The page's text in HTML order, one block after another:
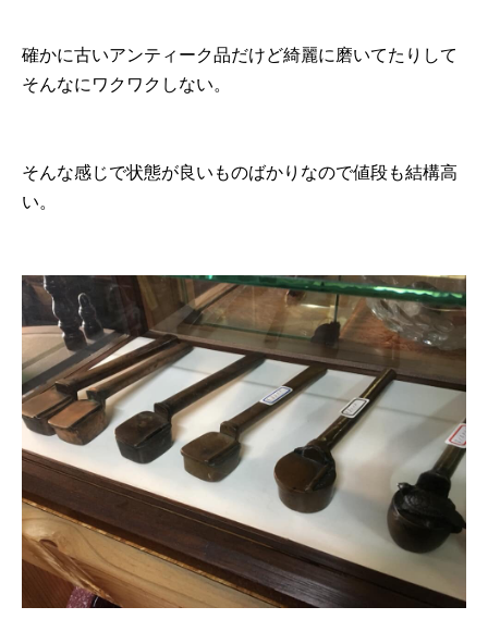
確かに古いアンティーク品だけど綺麗に磨いてたりして
そんなにワクワクしない。
そんな感じで状態が良いものばかりなので値段も結構高
い。